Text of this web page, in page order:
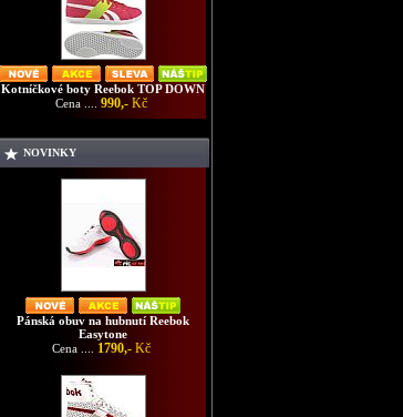
Kotníčkové boty Reebok TOP DOWN
Cena .... 990,- Kč
NOVINKY
Pánská obuv na hubnutí Reebok
Easytone
Cena .... 1790,- Kč